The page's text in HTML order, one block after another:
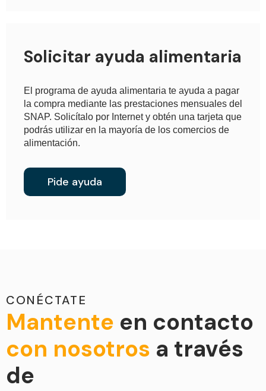
Solicitar ayuda alimentaria
El programa de ayuda alimentaria te ayuda a pagar
la compra mediante las prestaciones mensuales del
SNAP. Solicítalo por Internet y obtén una tarjeta que
podrás utilizar en la mayoría de los comercios de
alimentación.
Pide ayuda
CONÉCTATE
Mantente en contacto
con nosotros a través
de